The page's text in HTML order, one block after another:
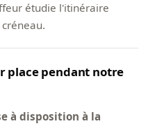
étudie l'itinéraire
place pendant notre
à disposition à la